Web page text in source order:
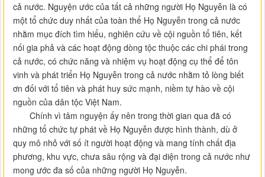
cả nước. Nguyện ước của tất cả những người Họ Nguyễn là có
một tổ chức duy nhất của toàn thể Họ Nguyễn trong cả nước
nhằm mục đích tìm hiểu, nghiên cứu về cội nguồn tổ tiên, kết
nối gia phả và các hoạt động dòng tộc thuộc các chi phái trong
cả nước, có chức năng và nhiệm vụ hoạt động cụ thể để tôn
vinh và phát triển Họ Nguyễn trong cả nước nhằm tỏ lòng biết
ơn đối với tổ tiên và phát huy sức mạnh, niềm tự hào về cội
nguồn của dân tộc Việt Nam.
Chính vì tâm nguyện ấy nên trong thời gian qua đã có
những tổ chức tự phát về Họ Nguyễn được hình thành, dù ở
quy mô nhỏ với số ít người hoạt động và mang tính chất địa
phương, khu vực, chưa sâu rộng và đại diện trong cả nước như
mong ước đa số của những người Họ Nguyễn.